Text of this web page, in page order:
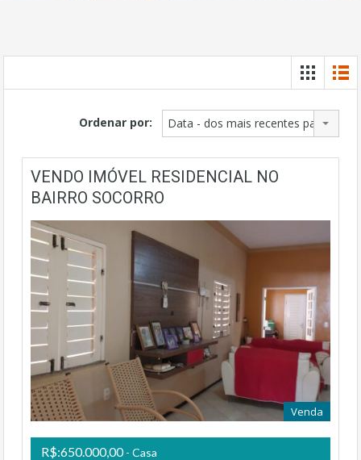
Ordenar por: Data - dos mais recentes para os
VENDO IMÓVEL RESIDENCIAL NO
BAIRRO SOCORRO
Venda
R$:650.000,00- Casa